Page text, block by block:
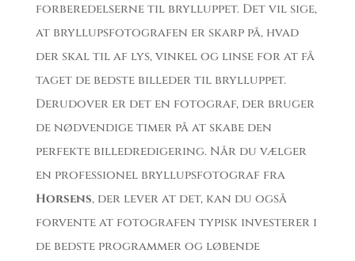
forberedelserne til brylluppet. Det vil sige,
at bryllupsfotografen er skarp på, hvad
der skal til af lys, vinkel og linse for at få
taget de bedste billeder til brylluppet.
Derudover er det en fotograf, der bruger
de nødvendige timer på at skabe den
perfekte billedredigering. Når du vælger
en professionel bryllupsfotograf fra
Horsens, der lever at det, kan du også
forvente at fotografen typisk investerer i
de bedste programmer og løbende